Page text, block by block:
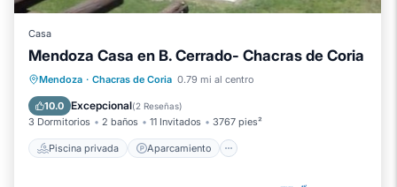
Casa
Mendoza Casa en B. Cerrado- Chacras de Coria
Mendoza · Chacras de Coria 0.79 mi al centro
10.0 Excepcional(2 Reseñas)
3 Dormitorios 2 baños 11 Invitados 3767 pies²
Piscina privada Aparcamiento
Piscina privada
Aparcamiento
Piscina
Vista al mar